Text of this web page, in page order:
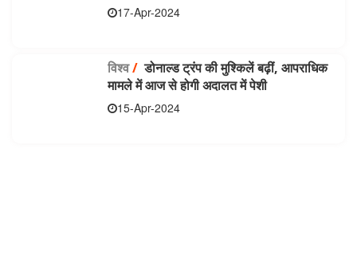
17-Apr-2024
विश्व/डोनाल्ड ट्रंप की मुश्किलें बढ़ीं, आपराधिक
मामले में आज से होगी अदालत में पेशी
15-Apr-2024